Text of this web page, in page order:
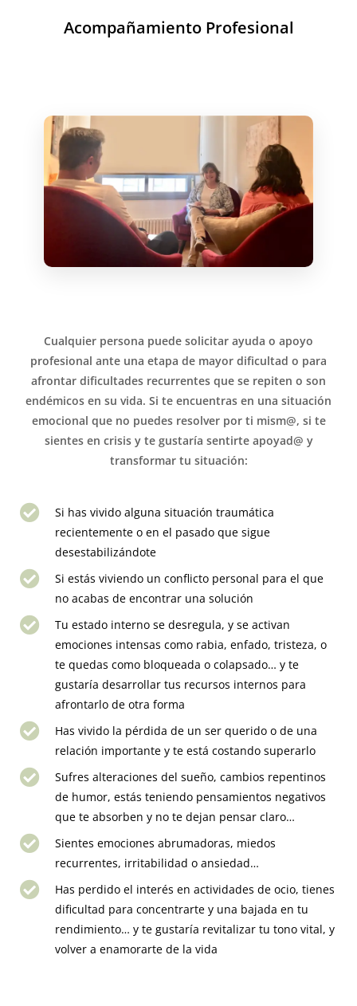
Acompañamiento Profesional
Cualquier persona puede solicitar ayuda o apoyo
profesional ante una etapa de mayor dificultad o para
afrontar dificultades recurrentes que se repiten o son
endémicos en su vida. Si te encuentras en una situación
emocional que no puedes resolver por ti mism@, si te
sientes en crisis y te gustaría sentirte apoyad@ y
transformar tu situación:
Si has vivido alguna situación traumática
recientemente o en el pasado que sigue
desestabilizándote
Si estás viviendo un conflicto personal para el que
no acabas de encontrar una solución
Tu estado interno se desregula, y se activan
emociones intensas como rabia, enfado, tristeza, o
te quedas como bloqueada o colapsado… y te
gustaría desarrollar tus recursos internos para
afrontarlo de otra forma
Has vivido la pérdida de un ser querido o de una
relación importante y te está costando superarlo
Sufres alteraciones del sueño, cambios repentinos
de humor, estás teniendo pensamientos negativos
que te absorben y no te dejan pensar claro…
Sientes emociones abrumadoras, miedos
recurrentes, irritabilidad o ansiedad…
Has perdido el interés en actividades de ocio, tienes
dificultad para concentrarte y una bajada en tu
rendimiento… y te gustaría revitalizar tu tono vital, y
volver a enamorarte de la vida